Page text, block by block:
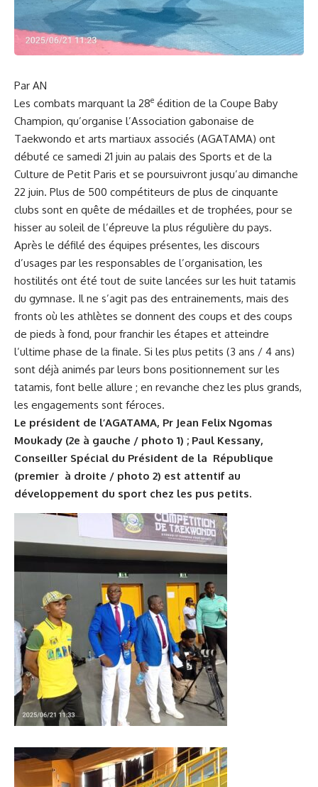
Par AN
Les combats marquant la 28e édition de la Coupe Baby
Champion, qu’organise l’Association gabonaise de
Taekwondo et arts martiaux associés (AGATAMA) ont
débuté ce samedi 21 juin au palais des Sports et de la
Culture de Petit Paris et se poursuivront jusqu’au dimanche
22 juin. Plus de 500 compétiteurs de plus de cinquante
clubs sont en quête de médailles et de trophées, pour se
hisser au soleil de l’épreuve la plus régulière du pays.
Après le défilé des équipes présentes, les discours
d’usages par les responsables de l’organisation, les
hostilités ont été tout de suite lancées sur les huit tatamis
du gymnase. Il ne s’agit pas des entrainements, mais des
fronts où les athlètes se donnent des coups et des coups
de pieds à fond, pour franchir les étapes et atteindre
l’ultime phase de la finale. Si les plus petits (3 ans / 4 ans)
sont déjà animés par leurs bons positionnement sur les
tatamis, font belle allure ; en revanche chez les plus grands,
les engagements sont féroces.
Le président de l’AGATAMA, Pr Jean Felix Ngomas
Moukady (2e à gauche / photo 1) ; Paul Kessany,
Conseiller Spécial du Président de la République
(premier à droite / photo 2) est attentif au
développement du sport chez les pus petits.